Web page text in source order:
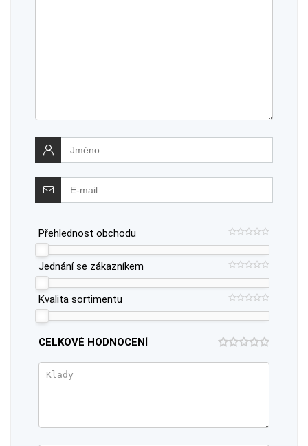
Přehlednost obchodu
Jednání se zákazníkem
Kvalita sortimentu
CELKOVÉ HODNOCENÍ